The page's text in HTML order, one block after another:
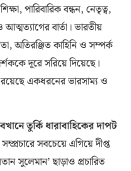
পারিবারিক বন্ধন, নেতৃত্ব,
আত্মত্যাগের বার্তা। ভারতীয়
অতিরঞ্জিত কাহিনি ও সম্পর্ক
দূরে সরিয়ে দিয়েছে।
রয়েছে একধরনের ভারসাম্য ও
তুর্কি ধারাবাহিকের দাপট
সবচেয়ে এগিয়ে দীপ্ত
সুলেমান’ ছাড়াও প্রচারিত